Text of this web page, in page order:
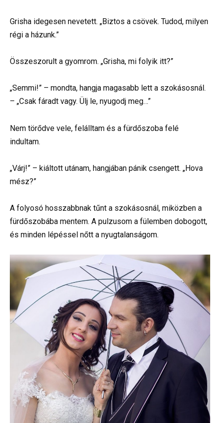
Grisha idegesen nevetett. „Biztos a csövek. Tudod, milyen
régi a házunk.”
Összeszorult a gyomrom. „Grisha, mi folyik itt?”
„Semmi!” – mondta, hangja magasabb lett a szokásosnál.
– „Csak fáradt vagy. Ülj le, nyugodj meg…”
Nem törődve vele, felálltam és a fürdőszoba felé
indultam.
„Várj!” – kiáltott utánam, hangjában pánik csengett. „Hova
mész?”
A folyosó hosszabbnak tűnt a szokásosnál, miközben a
fürdőszobába mentem. A pulzusom a fülemben dobogott,
és minden lépéssel nőtt a nyugtalanságom.